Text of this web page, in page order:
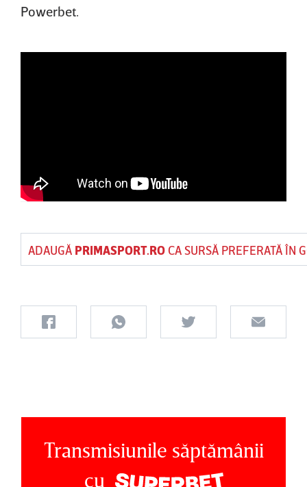
Powerbet.
ADAUGĂ PRIMASPORT.ROCA SURSĂ PREFERATĂ ÎN
Transmisiunile săptămânii
cu